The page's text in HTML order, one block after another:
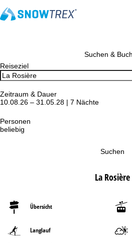
Suchen &
Reiseziel
Zeitraum & Dauer
10.08.26 – 31.05.28 | 7 Nächte
Personen
beliebig
Suchen
La Rosière
Übersicht
Langlauf